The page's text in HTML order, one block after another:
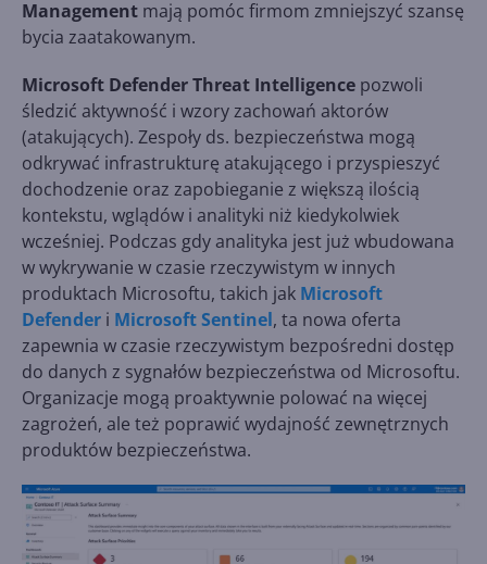
Management mają pomóc firmom zmniejszyć szansę
bycia zaatakowanym.
Microsoft Defender Threat Intelligence pozwoli
śledzić aktywność i wzory zachowań aktorów
(atakujących). Zespoły ds. bezpieczeństwa mogą
odkrywać infrastrukturę atakującego i przyspieszyć
dochodzenie oraz zapobieganie z większą ilością
kontekstu, wglądów i analityki niż kiedykolwiek
wcześniej. Podczas gdy analityka jest już wbudowana
w wykrywanie w czasie rzeczywistym w innych
produktach Microsoftu, takich jak Microsoft
Defender i Microsoft Sentinel, ta nowa oferta
zapewnia w czasie rzeczywistym bezpośredni dostęp
do danych z sygnałów bezpieczeństwa od Microsoftu.
Organizacje mogą proaktywnie polować na więcej
zagrożeń, ale też poprawić wydajność zewnętrznych
produktów bezpieczeństwa.